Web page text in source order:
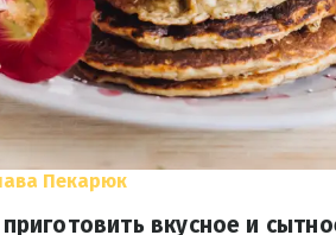
Пекарюк
вкусное и